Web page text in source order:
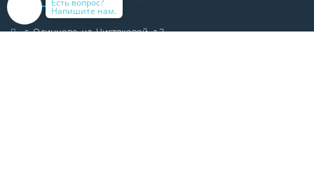
г. Одинцово, ул. Чистяковой, д.2
Есть вопрос?
Напишите нам.